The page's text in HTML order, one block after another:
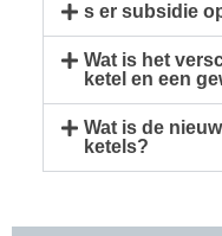
s er subsidie
Wat is het
ketel en een
Wat is de
ketels?